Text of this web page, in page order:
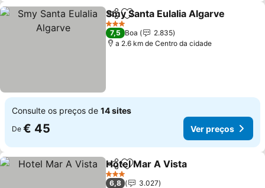
PartilharAdicionar aos favoritos
Smy Santa Eulalia Algarve
3 Estrelas
7,5 Boa
2.835
a 2.6 km de Centro da cidade
Consulte os preços de 14 sites
De € 45 Ver preços
PartilharAdicionar aos favoritos
Hotel Mar A Vista
3 Estrelas
6,8
3.027